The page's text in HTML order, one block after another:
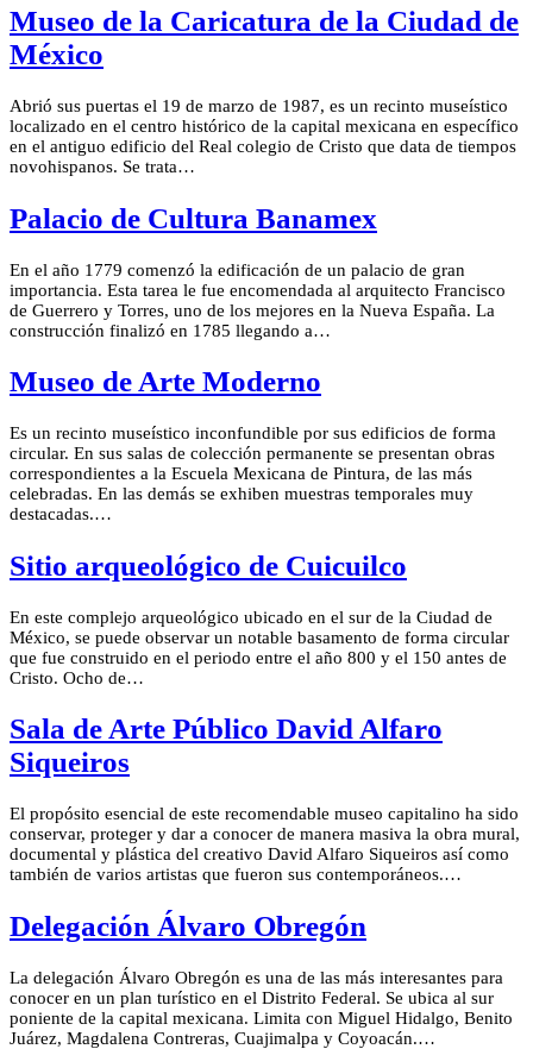
Museo de la Caricatura de la Ciudad de
México
Abrió sus puertas el 19 de marzo de 1987, es un recinto museístico
localizado en el centro histórico de la capital mexicana en específico
en el antiguo edificio del Real colegio de Cristo que data de tiempos
novohispanos. Se trata…
Palacio de Cultura Banamex
En el año 1779 comenzó la edificación de un palacio de gran
importancia. Esta tarea le fue encomendada al arquitecto Francisco
de Guerrero y Torres, uno de los mejores en la Nueva España. La
construcción finalizó en 1785 llegando a…
Museo de Arte Moderno
Es un recinto museístico inconfundible por sus edificios de forma
circular. En sus salas de colección permanente se presentan obras
correspondientes a la Escuela Mexicana de Pintura, de las más
celebradas. En las demás se exhiben muestras temporales muy
destacadas.…
Sitio arqueológico de Cuicuilco
En este complejo arqueológico ubicado en el sur de la Ciudad de
México, se puede observar un notable basamento de forma circular
que fue construido en el periodo entre el año 800 y el 150 antes de
Cristo. Ocho de…
Sala de Arte Público David Alfaro
Siqueiros
El propósito esencial de este recomendable museo capitalino ha sido
conservar, proteger y dar a conocer de manera masiva la obra mural,
documental y plástica del creativo David Alfaro Siqueiros así como
también de varios artistas que fueron sus contemporáneos.…
Delegación Álvaro Obregón
La delegación Álvaro Obregón es una de las más interesantes para
conocer en un plan turístico en el Distrito Federal. Se ubica al sur
poniente de la capital mexicana. Limita con Miguel Hidalgo, Benito
Juárez, Magdalena Contreras, Cuajimalpa y Coyoacán.…